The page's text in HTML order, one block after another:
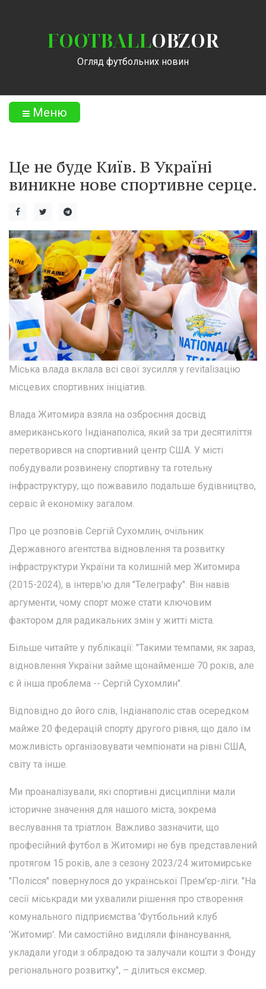
FOOTBALLOBZOR
Огляд футбольних новин
Меню
Це не буде Київ. В Україні
виникне нове спортивне серце.
Міська влада вклала всі свої зусилля у revitalізацію
місцевих спортивних ініціатив.
Влада Житомира взяла на озброєння досвід
американського Індіанаполіса, який за три десятиліття
перетворився на спортивний центр США. У місті
побудували розвинену спортивну та готельну
інфраструктуру, що пожвавило подальше будівництво,
сервіс й економіку загалом.
Про це розповів Сергій Сухомлин, очільник
Державного агентства відновлення та розвитку
інфраструктури України та колишній мер Житомира
(2015-2024), в інтерв'ю для "Телеграфу". Він навів
аргументи, чому спорт може стати ключовим
фактором для радикальних змін у житті міста.
Більше читайте у публікації: "Такими темпами, як зараз,
відновлення України займе щонайменше 70 років, але
є й інша проблема -- Сергій Сухомлин".
Відповідно до його слів, Індіанаполіс став осередком
майже 20 федерацій спорту другого рівня, що дало їм
можливість організовувати чемпіонати на рівні США,
світу та інше.
Ми проаналізували, які спортивні дисципліни мали
історичне значення для нашого міста, зокрема
веслування та тріатлон. Важливо зазначити, що
професійний футбол в Житомирі не був представлений
протягом 15 років, але з сезону 2023/24 житомирське
"Полісся" повернулося до української Прем'єр-ліги. "На
сесії міськради ми ухвалили рішення про створення
комунального підприємства 'Футбольний клуб
'Житомир'. Ми самостійно виділяли фінансування,
укладали угоди з облрадою та залучали кошти з Фонду
регіонального розвитку", – ділиться ексмер.